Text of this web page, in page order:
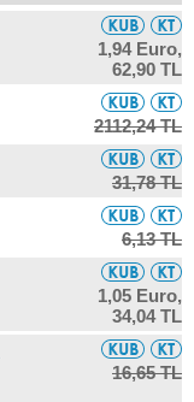
1,94 Euro,
62,90 TL
2112,24 TL
31,78 TL
6,13 TL
1,05 Euro,
34,04 TL
16,65 TL